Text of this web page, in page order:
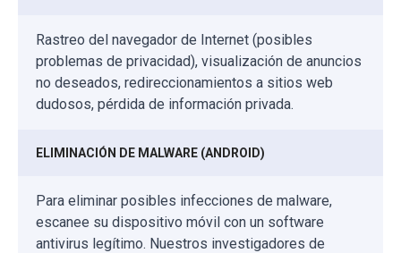
Rastreo del navegador de Internet (posibles
problemas de privacidad), visualización de anuncios
no deseados, redireccionamientos a sitios web
dudosos, pérdida de información privada.
ELIMINACIÓN DE MALWARE (ANDROID)
Para eliminar posibles infecciones de malware,
escanee su dispositivo móvil con un software
antivirus legítimo. Nuestros investigadores de